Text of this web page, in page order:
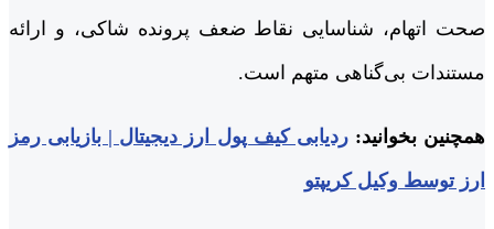
صحت اتهام، شناسایی نقاط ضعف پرونده شاکی، و ارائه
مستندات بی‌گناهی متهم است.
همچنین بخوانید:ردیابی کیف پول ارز دیجیتال | بازیابی رمز
ارز توسط وکیل کریپتو